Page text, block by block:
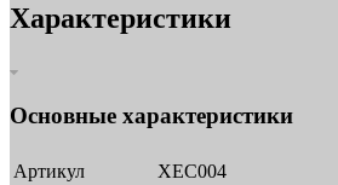
Характеристики
Основные характеристики
Артикул XEC004